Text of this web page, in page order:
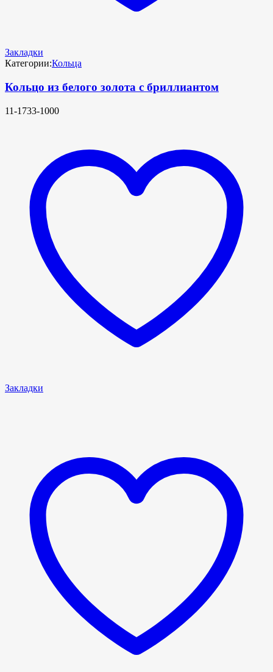
Закладки
Категории:Кольца
Кольцо из белого золота с бриллиантом
11-1733-1000
Закладки